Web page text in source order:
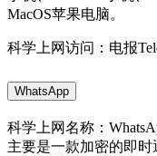
MacOS苹果电脑。
科学上网访问：电报
WhatsApp
科学上网名称：
主要是一款加密的即时